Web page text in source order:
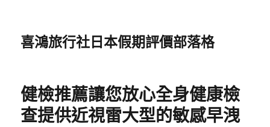
喜鴻旅行社日本假期評價部落格
健檢推薦讓您放心全身健康檢
查提供近視雷大型的敏感早洩